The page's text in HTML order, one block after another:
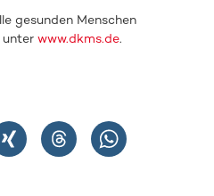
gesunden Menschen
unterwww.dkms.de.